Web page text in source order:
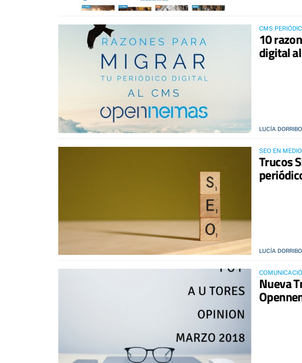
CMS
10
digital
LUCÍA DORRIBO
SEO EN
Trucos
LUCÍA DORRIBO
Nueva